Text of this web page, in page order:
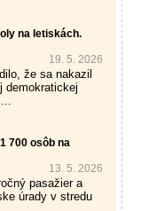
na letiskách.
19. 5. 2026
že sa nakazil
demokratickej
700 osôb na
13. 5. 2026
pasažier a
úrady v stredu